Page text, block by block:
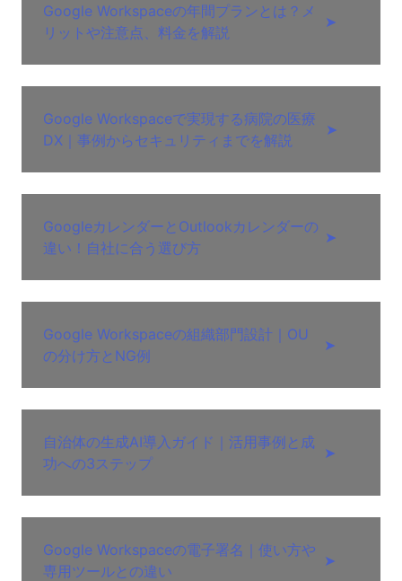
Google Workspaceの年間プランとは？メ
リットや注意点、料金を解説
➤
Google Workspaceで実現する病院の医療
DX｜事例からセキュリティまでを解説
➤
GoogleカレンダーとOutlookカレンダーの
違い！自社に合う選び方
➤
Google Workspaceの組織部門設計｜OU
の分け方とNG例
➤
自治体の生成AI導入ガイド｜活用事例と成
功への3ステップ
➤
Google Workspaceの電子署名｜使い方や
専用ツールとの違い
➤